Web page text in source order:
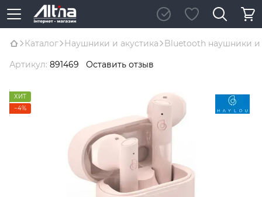
Каталог Наушники и акустика
Bluetooth наушники и
Артикул: 891469 Оставить отзыв
ХИТ
−4%